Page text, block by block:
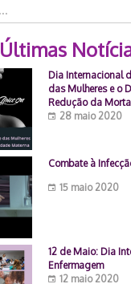
Últimas
Dia Internacional
das Mulheres e o
Redução da
28 maio 2020
Combate à
15 maio 2020
12 de Maio: Dia
Enfermagem
12 maio 2020